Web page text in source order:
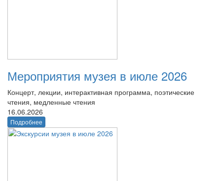
Мероприятия музея в июле 2026
Концерт, лекции, интерактивная программа, поэтические
чтения, медленные чтения
16.06.2026
Подробнее